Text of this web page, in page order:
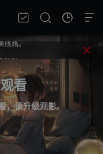
路。
钟。
骗!
看
，请升级观影。